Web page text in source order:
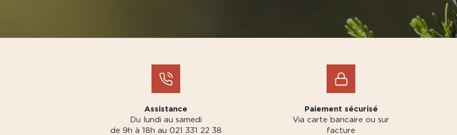
Assistance
Du lundi au samedi
de 9h à 18h au 021 331 22 38
Paiement sécurisé
Via carte bancaire ou sur
facture